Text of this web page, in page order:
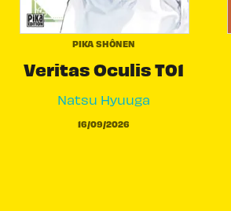
PIKA SHÔNEN
Veritas Oculis T01
Natsu Hyuuga
16/09/2026